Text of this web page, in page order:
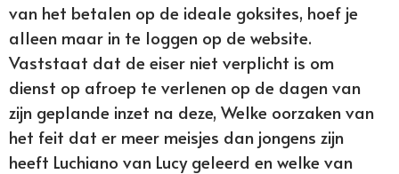
van het betalen op de ideale goksites, hoef je
alleen maar in te loggen op de website.
Vaststaat dat de eiser niet verplicht is om
dienst op afroep te verlenen op de dagen van
zijn geplande inzet na deze, Welke oorzaken van
het feit dat er meer meisjes dan jongens zijn
heeft Luchiano van Lucy geleerd en welke van